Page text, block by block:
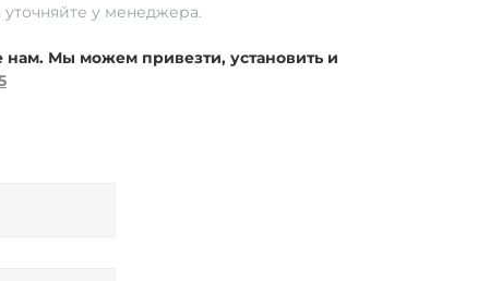
у менеджера.
нам. Мы можем привезти, установить и